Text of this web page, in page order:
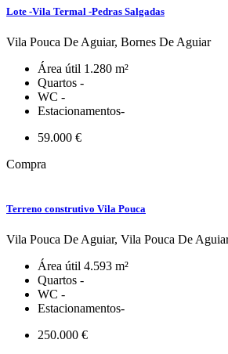
Lote -Vila Termal -Pedras Salgadas
Vila Pouca De Aguiar, Bornes De Aguiar
Área útil 1.280 m²
Quartos -
WC -
Estacionamentos-
59.000 €
Compra
Terreno construtivo Vila Pouca
Vila Pouca De Aguiar, Vila Pouca De
Área útil 4.593 m²
Quartos -
WC -
Estacionamentos-
250.000 €